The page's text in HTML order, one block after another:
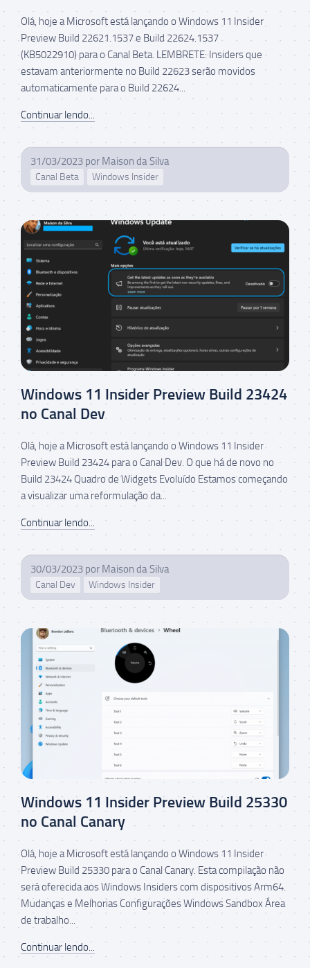
Olá, hoje a Microsoft está lançando o Windows 11 Insider
Preview Build 22621.1537 e Build 22624.1537
(KB5022910) para o Canal Beta. LEMBRETE: Insiders que
estavam anteriormente no Build 22623 serão movidos
automaticamente para o Build 22624...
Continuar lendo...
31/03/2023 por Maison da Silva
Canal Beta Windows Insider
Windows 11 Insider Preview Build 23424
no Canal Dev
Olá, hoje a Microsoft está lançando o Windows 11 Insider
Preview Build 23424 para o Canal Dev. O que há de novo no
Build 23424 Quadro de Widgets Evoluído Estamos começando
a visualizar uma reformulação da...
Continuar lendo...
30/03/2023 por Maison da Silva
Canal Dev Windows Insider
Windows 11 Insider Preview Build 25330
no Canal Canary
Olá, hoje a Microsoft está lançando o Windows 11 Insider
Preview Build 25330 para o Canal Canary. Esta compilação não
será oferecida aos Windows Insiders com dispositivos Arm64.
Mudanças e Melhorias Configurações Windows Sandbox Área
de trabalho...
Continuar lendo...